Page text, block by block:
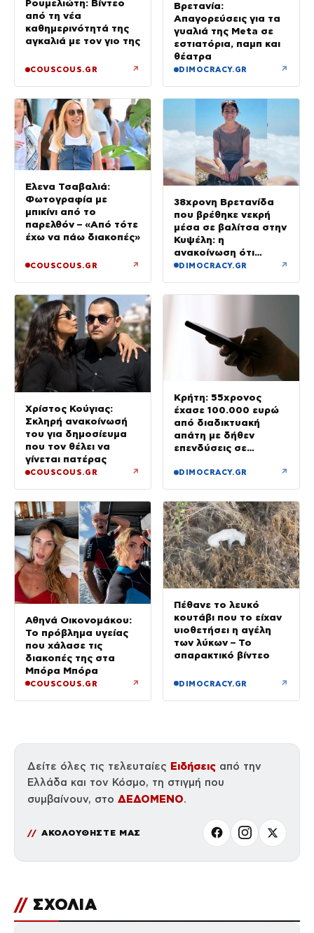
Ρουμελιώτη: Βίντεο
από τη νέα
καθημερινότητά της
αγκαλιά με τον γιο της
COUSCOUS.GR ↗
Βρετανία:
Απαγορεύσεις για τα
γυαλιά της Meta σε
εστιατόρια, παμπ και
θέατρα
DIMOCRACY.GR ↗
Έλενα Τσαβαλιά:
Φωτογραφία με
μπικίνι από το
παρελθόν – «Από τότε
έχω να πάω διακοπές»
COUSCOUS.GR ↗
38χρονη Βρετανίδα
που βρέθηκε νεκρή
μέσα σε βαλίτσα στην
Κυψέλη: η
ανακοίνωση ότι
«αφιέρωσε τη ζωή
DIMOCRACY.GR ↗
Χρίστος Κούγιας:
Σκληρή ανακοίνωσή
του για δημοσίευμα
που τον θέλει να
γίνεται πατέρας
COUSCOUS.GR ↗
Κρήτη: 55χρονος
έχασε 100.000 ευρώ
από διαδικτυακή
απάτη με δήθεν
επενδύσεις σε
DIMOCRACY.GR ↗
Αθηνά Οικονομάκου:
Το πρόβλημα υγείας
που χάλασε τις
διακοπές της στα
Μπόρα Μπόρα
COUSCOUS.GR ↗
Πέθανε το λευκό
κουτάβι που το είχαν
υιοθετήσει η αγέλη
των λύκων – Το
σπαρακτικό βίντεο
DIMOCRACY.GR ↗
Δείτε όλες τις τελευταίες Ειδήσεις από την
Ελλάδα και τον Κόσμο, τη στιγμή που
συμβαίνουν, στο ΔΕΔΟΜΕΝΟ.
ΑΚΟΛΟΥΘΗΣΤΕ ΜΑΣ
// ΣΧΟΛΙΑ